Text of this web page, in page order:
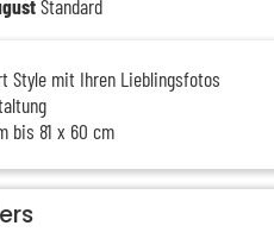
Standard
Style mit Ihren Lieblingsfotos
bis 81 x 60 cm